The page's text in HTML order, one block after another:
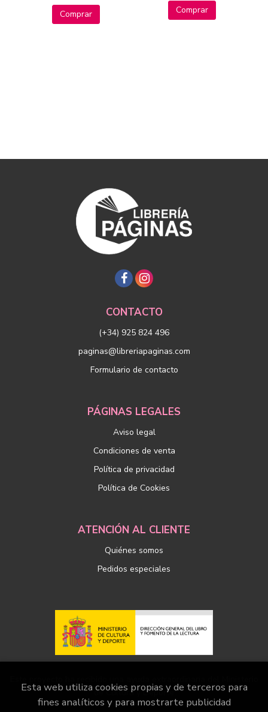
Comprar Comprar
CONTACTO
(+34) 925 824 496
paginas@libreriapaginas.com
Formulario de contacto
PÁGINAS LEGALES
Aviso legal
Condiciones de venta
Política de privacidad
Política de Cookies
ATENCIÓN AL CLIENTE
Quiénes somos
Pedidos especiales
de Cultura y Deporte
Esta web utiliza cookies propias y de terceros para
fines analíticos y para mostrarte publicidad